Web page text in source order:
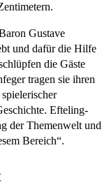
Gustave
und dafür die Hilfe
die Gäste
tragen sie ihren
Efteling-
der Themenwelt und
Bereich“.